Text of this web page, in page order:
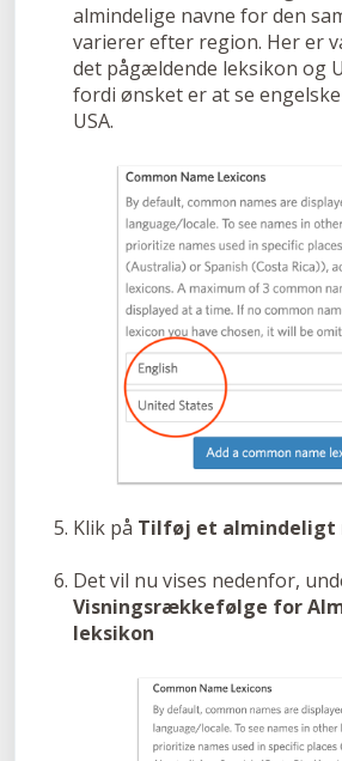
almindelige navne for den
varierer efter region. Her er
det pågældende leksikon og
fordi ønsket er at se
USA.
Klik på Tilføj et almindeligt
Det vil nu vises nedenfor,
Visningsrækkefølge for
leksikon